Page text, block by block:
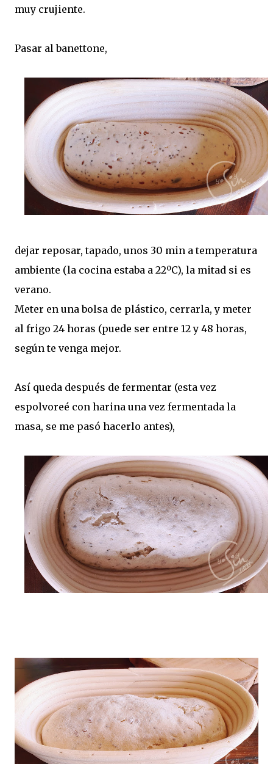
muy crujiente.
Pasar al banettone,
dejar reposar, tapado, unos 30 min a temperatura
ambiente (la cocina estaba a 22ºC), la mitad si es
verano.
Meter en una bolsa de plástico, cerrarla, y meter
al frigo 24 horas (puede ser entre 12 y 48 horas,
según te venga mejor.
Así queda después de fermentar (esta vez
espolvoreé con harina una vez fermentada la
masa, se me pasó hacerlo antes),